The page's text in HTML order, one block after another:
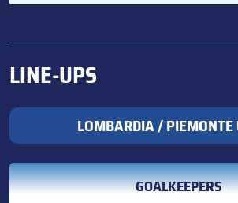
LINE-UPS
LOMBARDIA / PIEMONTE
GOALKEEPERS